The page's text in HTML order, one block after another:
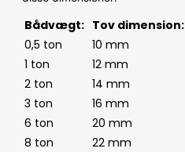
Bådvægt: Tov dimension:
0,5 ton
10 mm
1 ton
12 mm
2 ton
14 mm
3 ton
16 mm
6 ton
20 mm
8 ton
22 mm